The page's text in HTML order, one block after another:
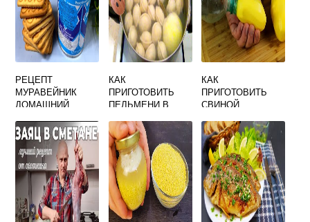
РЕЦЕПТ
МУРАВЕЙНИК
ДОМАШНИЙ
КАК
ПРИГОТОВИТЬ
ПЕЛЬМЕНИ В
ВКУСНО
КАК
ПРИГОТОВИТЬ
СВИНОЙ
ДУХОВКЕ СОЧНО
И ВКУСНО С
КАРТОШКОЙ